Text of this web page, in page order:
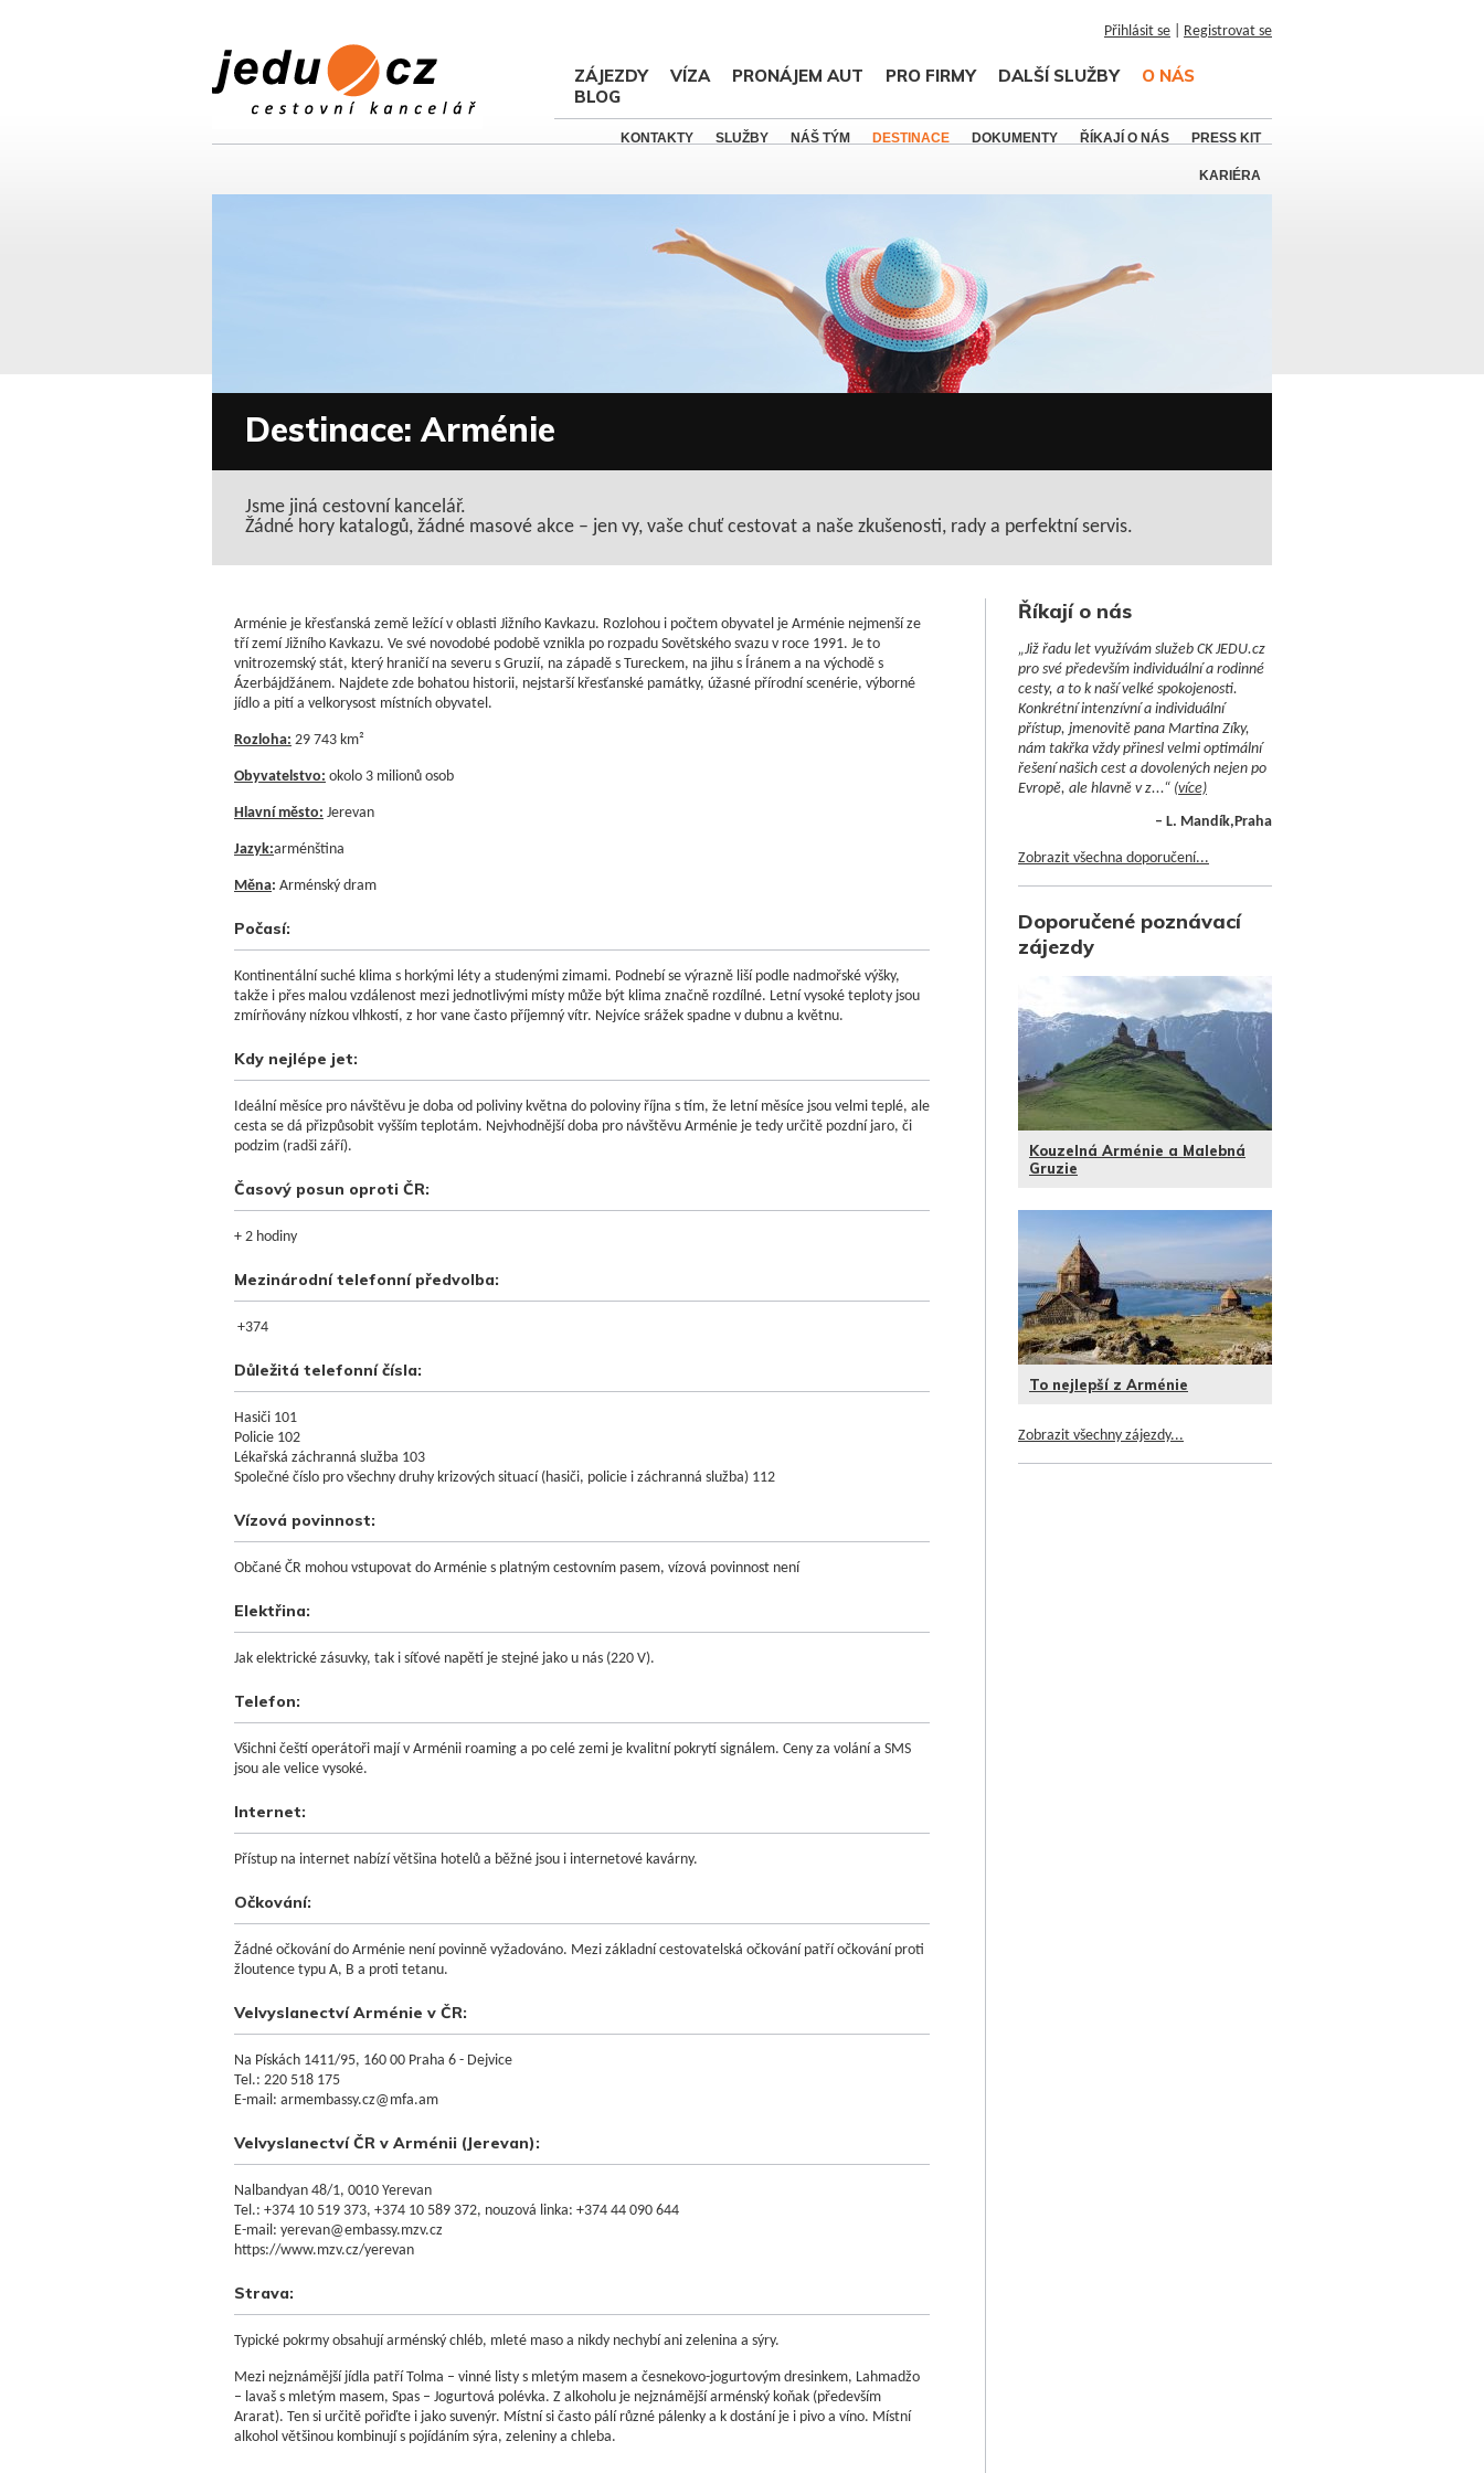
Přihlásit se Registrovat se
ZÁJEZDY VÍZA PRONÁJEM AUT PRO FIRMY DALŠÍ SLUŽBY
O NÁS
BLOG
KONTAKTY SLUŽBY NÁŠ TÝM DESTINACE DOKUMENTY ŘÍKAJÍ O NÁS PRESS KIT
KARIÉRA
Destinace: Arménie
Jsme jiná cestovní kancelář.
Žádné hory katalogů, žádné masové akce – jen vy, vaše chuť cestovat a naše zkušenosti, rady a perfektní servis.
Arménie je křesťanská země ležící v oblasti Jižního Kavkazu. Rozlohou i počtem obyvatel je Arménie nejmenší ze
tří zemí Jižního Kavkazu. Ve své novodobé podobě vznikla po rozpadu Sovětského svazu v roce 1991. Je to
vnitrozemský stát, který hraničí na severu s Gruzií, na západě s Tureckem, na jihu s Íránem a na východě s
Ázerbájdžánem. Najdete zde bohatou historii, nejstarší křesťanské památky, úžasné přírodní scenérie, výborné
jídlo a pití a velkorysost místních obyvatel.
Rozloha: 29 743 km²
Obyvatelstvo: okolo 3 milionů osob
Hlavní město: Jerevan
Jazyk:arménština
Měna: Arménský dram
Počasí:
Kontinentální suché klima s horkými léty a studenými zimami. Podnebí se výrazně liší podle nadmořské výšky,
takže i přes malou vzdálenost mezi jednotlivými místy může být klima značně rozdílné. Letní vysoké teploty jsou
zmírňovány nízkou vlhkostí, z hor vane často příjemný vítr. Nejvíce srážek spadne v dubnu a květnu.
Kdy nejlépe jet:
Ideální měsíce pro návštěvu je doba od poliviny května do poloviny října s tím, že letní měsíce jsou velmi teplé, ale
cesta se dá přizpůsobit vyšším teplotám. Nejvhodnější doba pro návštěvu Arménie je tedy určitě pozdní jaro, či
podzim (radši září).
Časový posun oproti ČR:
+ 2 hodiny
Mezinárodní telefonní předvolba:
+374
Důležitá telefonní čísla:
Hasiči 101
Policie 102
Lékařská záchranná služba 103
Společné číslo pro všechny druhy krizových situací (hasiči, policie i záchranná služba) 112
Vízová povinnost:
Občané ČR mohou vstupovat do Arménie s platným cestovním pasem, vízová povinnost není
Elektřina:
Jak elektrické zásuvky, tak i síťové napětí je stejné jako u nás (220 V).
Telefon:
Všichni čeští operátoři mají v Arménii roaming a po celé zemi je kvalitní pokrytí signálem. Ceny za volání a SMS
jsou ale velice vysoké.
Internet:
Přístup na internet nabízí většina hotelů a běžné jsou i internetové kavárny.
Očkování:
Žádné očkování do Arménie není povinně vyžadováno. Mezi základní cestovatelská očkování patří očkování proti
žloutence typu A, B a proti tetanu.
Velvyslanectví Arménie v ČR:
Na Pískách 1411/95, 160 00 Praha 6 - Dejvice
Tel.: 220 518 175
E-mail: armembassy.cz@mfa.am
Velvyslanectví ČR v Arménii (Jerevan):
Nalbandyan 48/1, 0010 Yerevan
Tel.: +374 10 519 373, +374 10 589 372, nouzová linka: +374 44 090 644
E-mail: yerevan@embassy.mzv.cz
https://www.mzv.cz/yerevan
Strava:
Typické pokrmy obsahují arménský chléb, mleté maso a nikdy nechybí ani zelenina a sýry.
Mezi nejznámější jídla patří Tolma – vinné listy s mletým masem a česnekovo-jogurtovým dresinkem, Lahmadžo
– lavaš s mletým masem, Spas – Jogurtová polévka. Z alkoholu je nejznámější arménský koňak (především
Ararat). Ten si určitě pořiďte i jako suvenýr. Místní si často pálí různé pálenky a k dostání je i pivo a víno. Místní
alkohol většinou kombinují s pojídáním sýra, zeleniny a chleba.
Říkají o nás
„Již řadu let využívám služeb CK JEDU.cz
pro své především individuální a rodinné
cesty, a to k naší velké spokojenosti.
Konkrétní intenzívní a individuální
přístup, jmenovitě pana Martina Zíky,
nám takřka vždy přinesl velmi optimální
řešení našich cest a dovolených nejen po
Evropě, ale hlavně v z...“ (více)
– L. Mandík,Praha
Zobrazit všechna doporučení...
Doporučené poznávací
zájezdy
Kouzelná Arménie a Malebná
Gruzie
To nejlepší z Arménie
Zobrazit všechny zájezdy...